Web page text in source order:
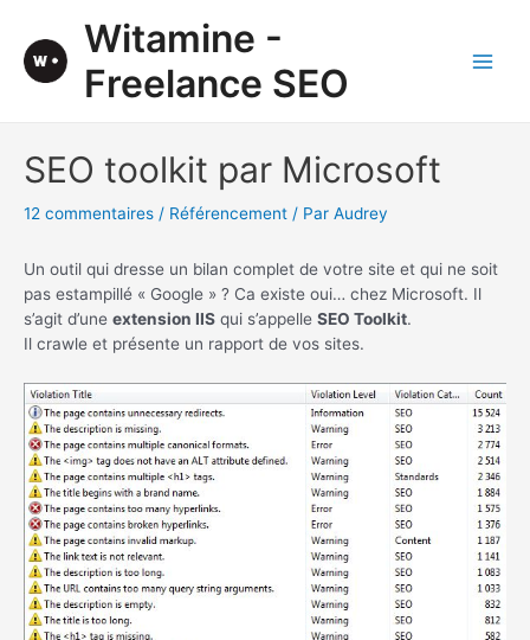
contenu
Witamine -
Freelance SEO
SEO toolkit par Microsoft
12 commentaires / Référencement / Par Audrey
Un outil qui dresse un bilan complet de votre site et qui ne soit
pas estampillé « Google » ? Ca existe oui… chez Microsoft. Il
s’agit d’une extension IIS qui s’appelle SEO Toolkit.
Il crawle et présente un rapport de vos sites.